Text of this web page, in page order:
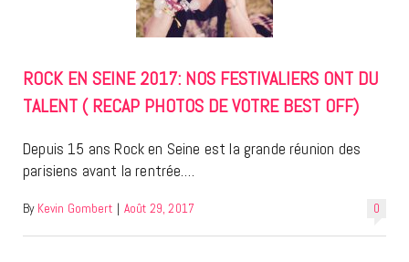
ROCK EN SEINE 2017: NOS FESTIVALIERS ONT DU
TALENT ( RECAP PHOTOS DE VOTRE BEST OFF)
Depuis 15 ans Rock en Seine est la grande réunion des
parisiens avant la rentrée.…
0
By Kevin Gombert | Août 29, 2017